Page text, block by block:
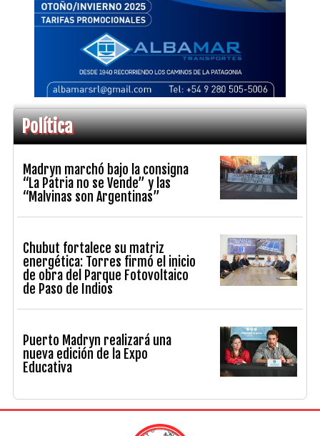
Política
Madryn marchó bajo la consigna
“La Patria no se Vende” y las
“Malvinas son Argentinas”
Chubut fortalece su matriz
energética: Torres firmó el inicio
de obra del Parque Fotovoltaico
de Paso de Indios
Puerto Madryn realizará una
nueva edición de la Expo
Educativa